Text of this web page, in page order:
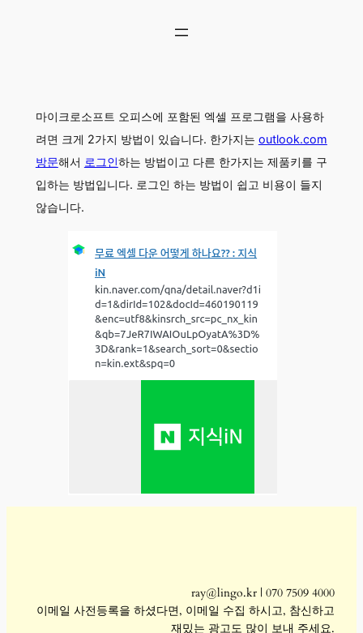
마이크로소프트 오피스에 포함된 엑셀 프로그램을 사용하
려면 크게 2가지 방법이 있습니다. 한가지는 outlook.com
방문해서 로그인하는 방법이고 다른 한가지는 제품키를 구
입하는 방법입니다. 로그인 하는 방법이 쉽고 비용이 들지
않습니다.
ray@lingo.kr | 070 7509 4000
이메일 사전등록을 하셨다면, 이메일 수집 하시고, 참신하고
재밌는 광고도 많이 보내 주세요.